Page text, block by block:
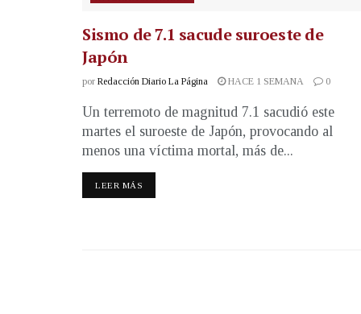
Sismo de 7.1 sacude suroeste de
Japón
por Redacción Diario La Página HACE 1 SEMANA 0
Un terremoto de magnitud 7.1 sacudió este
martes el suroeste de Japón, provocando al
menos una víctima mortal, más de...
LEER MÁS